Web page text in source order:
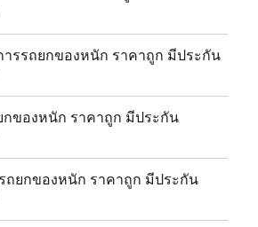
ารรถยกของหนัก ราคาถูก มีประกัน
กของหนัก ราคาถูก มีประกัน
ถยกของหนัก ราคาถูก มีประกัน